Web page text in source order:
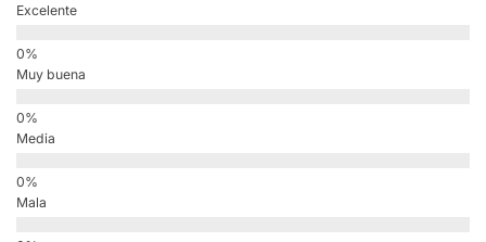
Excelente
Muy buena
Media
Mala